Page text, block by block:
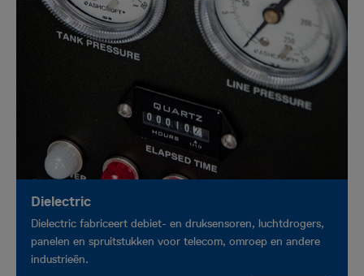
Dielectric
Dielectric fabriceert debiet- en druksensoren, luchtdrogers,
panelen en spruitstukken voor telecom, omroep en andere
industrieën.